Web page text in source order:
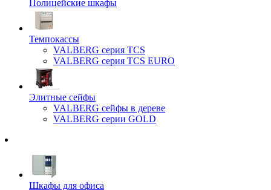
Полицейские шкафы
Темпокассы
VALBERG серия TCS
VALBERG серия TCS EURO
Элитные сейфы
VALBERG сейфы в дереве
VALBERG серии GOLD
Шкафы для офиса